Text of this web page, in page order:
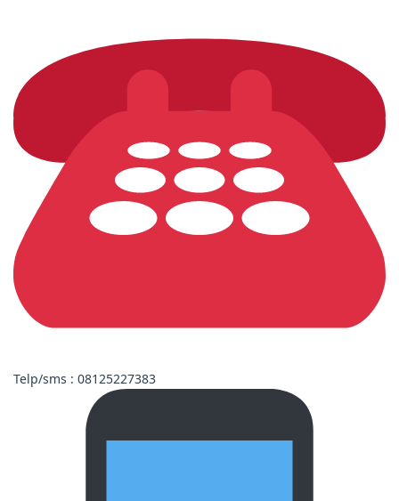
Telp/sms : 08125227383